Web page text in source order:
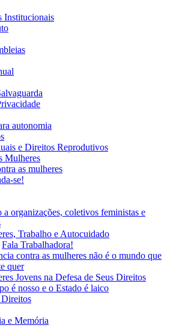
Institucionais
autonomia
e Direitos Reprodutivos
Mulheres
as mulheres
se!
a organizações, coletivos feministas e
Trabalho e Autocuidado
Fala Trabalhadora!
contra as mulheres não é o mundo que
quer
Jovens na Defesa de Seus Direitos
é nosso e o Estado é laico
Direitos
e Memória